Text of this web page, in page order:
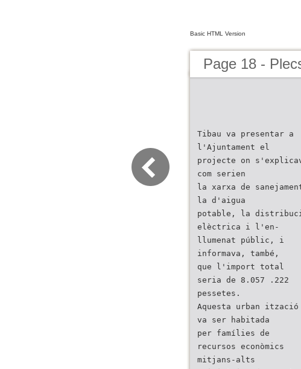
Basic HTML Version
Page 18 -
Tibau va presentar a
l'Ajuntament el
projecte on
com serien
la xarxa de
la d'aigua
potable, la
elèctrica i l'en-
llumenat públic, i
informava, també,
que l'import total
seria de 8.057 .222
pessetes.
Aquesta urban ització
va ser habitada
per famílies de
recursos econòmics
mitjans-alts